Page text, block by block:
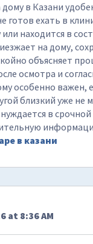
в Казани
готов ехать в
находится в
на дому,
объясняет
осмотра и
особенно важен,
близкий уже не
в
в казани
at 8:36 AM